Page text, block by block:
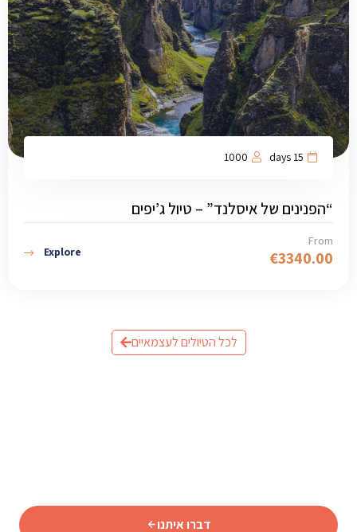
15 days
1000
“הפנינים של איסלנד” – טיול ג’יפים
From
€3340.00
Explore
לכל הטיולים לעצמאיים
דברו איתנו